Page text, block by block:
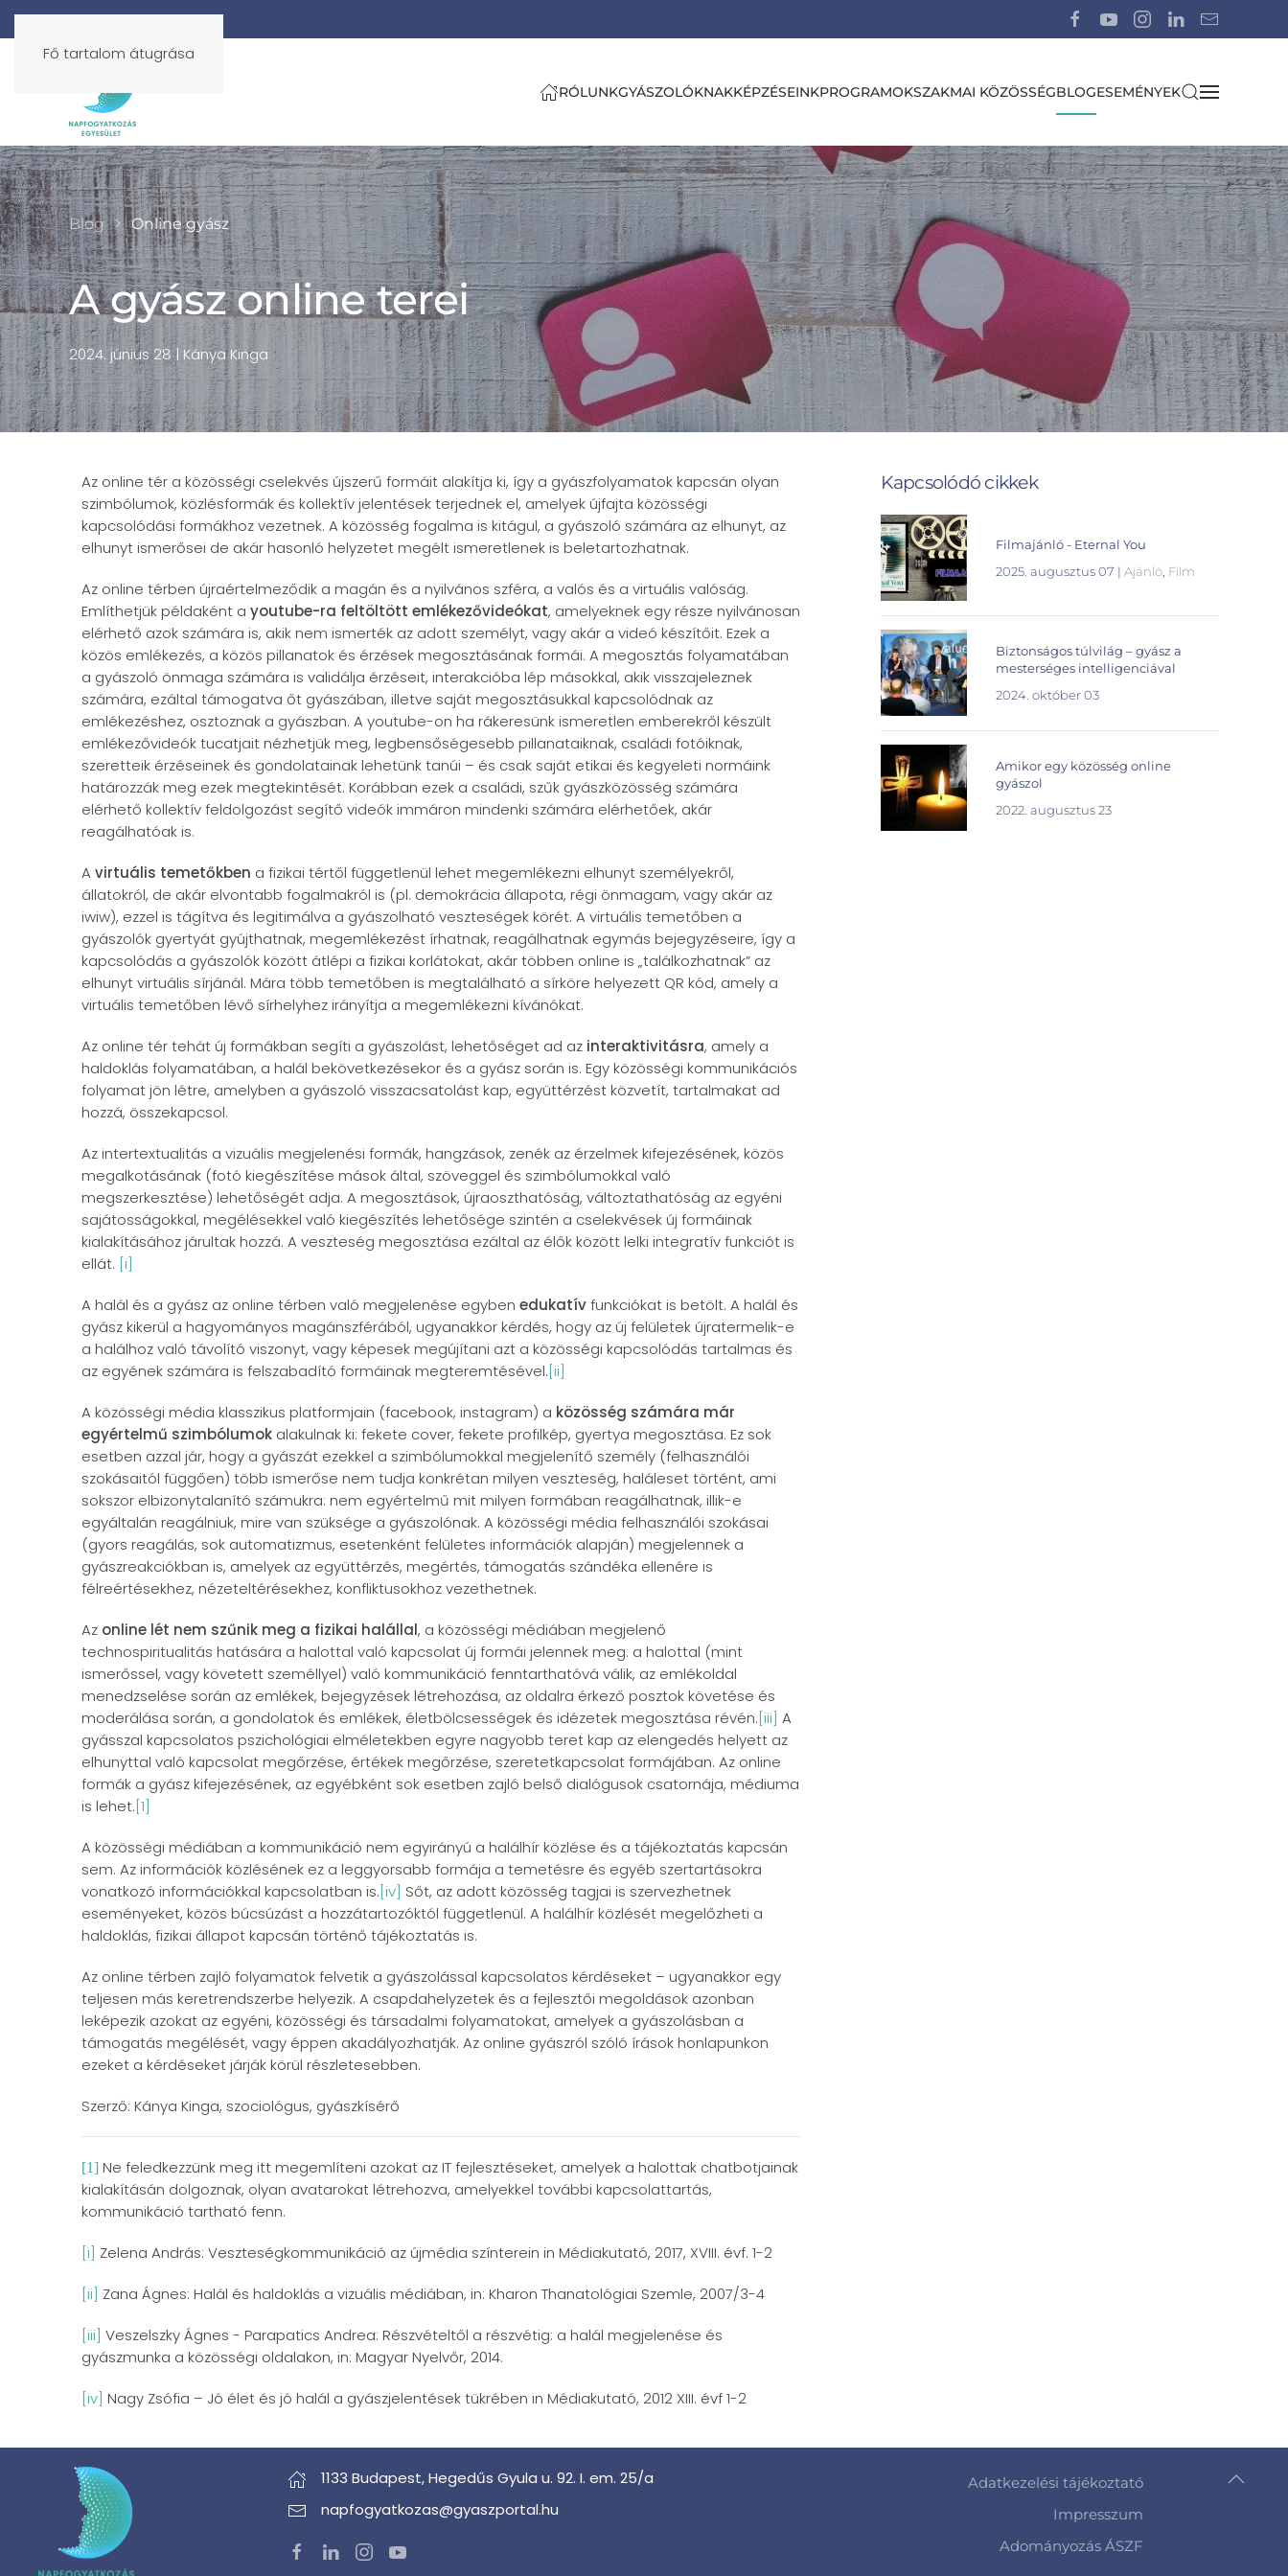
Fő tartalom átugrása
RÓLUNKGYÁSZOLÓKNAKKÉPZÉSEINKPROGRAMOKSZAKMAI KÖZÖSSÉGBLOGESEMÉNYEK
Blog Online gyász
A gyász online terei
2024. június 28| Kánya Kinga
Az online tér a közösségi cselekvés újszerű formáit alakítja ki, így a gyászfolyamatok kapcsán olyan
szimbólumok, közlésformák és kollektív jelentések terjednek el, amelyek újfajta közösségi
kapcsolódási formákhoz vezetnek. A közösség fogalma is kitágul, a gyászoló számára az elhunyt, az
elhunyt ismerősei de akár hasonló helyzetet megélt ismeretlenek is beletartozhatnak.
Az online térben újraértelmeződik a magán és a nyilvános szféra, a valós és a virtuális valóság.
Említhetjük példaként ayoutube-ra feltöltött emlékezővideókat, amelyeknek egy része nyilvánosan
elérhető azok számára is, akik nem ismerték az adott személyt, vagy akár a videó készítőit. Ezek a
közös emlékezés, a közös pillanatok és érzések megosztásának formái. A megosztás folyamatában
a gyászoló önmaga számára is validálja érzéseit, interakcióba lép másokkal, akik visszajeleznek
számára, ezáltal támogatva őt gyászában, illetve saját megosztásukkal kapcsolódnak az
emlékezéshez, osztoznak a gyászban. A youtube-on ha rákeresünk ismeretlen emberekről készült
emlékezővideók tucatjait nézhetjük meg, legbensőségesebb pillanataiknak, családi fotóiknak,
szeretteik érzéseinek és gondolatainak lehetünk tanúi – és csak saját etikai és kegyeleti normáink
határozzák meg ezek megtekintését. Korábban ezek a családi, szűk gyászközösség számára
elérhető kollektív feldolgozást segítő videók immáron mindenki számára elérhetőek, akár
reagálhatóak is.
Avirtuális temetőkben a fizikai tértől függetlenül lehet megemlékezni elhunyt személyekről,
állatokról, de akár elvontabb fogalmakról is (pl. demokrácia állapota, régi önmagam, vagy akár az
iwiw), ezzel is tágítva és legitimálva a gyászolható veszteségek körét. A virtuális temetőben a
gyászolók gyertyát gyújthatnak, megemlékezést írhatnak, reagálhatnak egymás bejegyzéseire, így a
kapcsolódás a gyászolók között átlépi a fizikai korlátokat, akár többen online is „találkozhatnak” az
elhunyt virtuális sírjánál. Mára több temetőben is megtalálható a sírköre helyezett QR kód, amely a
virtuális temetőben lévő sírhelyhez irányítja a megemlékezni kívánókat.
Az online tér tehát új formákban segíti a gyászolást, lehetőséget ad az interaktivitásra, amely a
haldoklás folyamatában, a halál bekövetkezésekor és a gyász során is. Egy közösségi kommunikációs
folyamat jön létre, amelyben a gyászoló visszacsatolást kap, együttérzést közvetít, tartalmakat ad
hozzá, összekapcsol.
Az intertextualitás a vizuális megjelenési formák, hangzások, zenék az érzelmek kifejezésének, közös
megalkotásának (fotó kiegészítése mások által, szöveggel és szimbólumokkal való
megszerkesztése) lehetőségét adja. A megosztások, újraoszthatóság, változtathatóság az egyéni
sajátosságokkal, megélésekkel való kiegészítés lehetősége szintén a cselekvések új formáinak
kialakításához járultak hozzá. A veszteség megosztása ezáltal az élők között lelki integratív funkciót is
ellát. [i]
A halál és a gyász az online térben való megjelenése egybenedukatívfunkciókat is betölt. A halál és
gyász kikerül a hagyományos magánszférából, ugyanakkor kérdés, hogy az új felületek újratermelik-e
a halálhoz való távolító viszonyt, vagy képesek megújítani azt a közösségi kapcsolódás tartalmas és
az egyének számára is felszabadító formáinak megteremtésével.[ii]
A közösségi média klasszikus platformjain (facebook, instagram) a közösség számára már
egyértelmű szimbólumok alakulnak ki: fekete cover, fekete profilkép, gyertya megosztása. Ez sok
esetben azzal jár, hogy a gyászát ezekkel a szimbólumokkal megjelenítő személy (felhasználói
szokásaitól függően) több ismerőse nem tudja konkrétan milyen veszteség, haláleset történt, ami
sokszor elbizonytalanító számukra: nem egyértelmű mit milyen formában reagálhatnak, illik-e
egyáltalán reagálniuk, mire van szüksége a gyászolónak. A közösségi média felhasználói szokásai
(gyors reagálás, sok automatizmus, esetenként felületes információk alapján) megjelennek a
gyászreakciókban is, amelyek az együttérzés, megértés, támogatás szándéka ellenére is
félreértésekhez, nézeteltérésekhez, konfliktusokhoz vezethetnek.
Az online lét nem szűnik meg a fizikai halállal, a közösségi médiában megjelenő
technospiritualitás hatására a halottal való kapcsolat új formái jelennek meg: a halottal (mint
ismerőssel, vagy követett személlyel) való kommunikáció fenntarthatóvá válik, az emlékoldal
menedzselése során az emlékek, bejegyzések létrehozása, az oldalra érkező posztok követése és
moderálása során, a gondolatok és emlékek, életbölcsességek és idézetek megosztása révén.[iii] A
gyásszal kapcsolatos pszichológiai elméletekben egyre nagyobb teret kap az elengedés helyett az
elhunyttal való kapcsolat megőrzése, értékek megőrzése, szeretetkapcsolat formájában. Az online
formák a gyász kifejezésének, az egyébként sok esetben zajló belső dialógusok csatornája, médiuma
is lehet.[1]
A közösségi médiában a kommunikáció nem egyirányú a halálhír közlése és a tájékoztatás kapcsán
sem. Az információk közlésének ez a leggyorsabb formája a temetésre és egyéb szertartásokra
vonatkozó információkkal kapcsolatban is.[iv] Sőt, az adott közösség tagjai is szervezhetnek
eseményeket, közös búcsúzást a hozzátartozóktól függetlenül. A halálhír közlését megelőzheti a
haldoklás, fizikai állapot kapcsán történő tájékoztatás is.
Az online térben zajló folyamatok felvetik a gyászolással kapcsolatos kérdéseket – ugyanakkor egy
teljesen más keretrendszerbe helyezik. A csapdahelyzetek és a fejlesztői megoldások azonban
leképezik azokat az egyéni, közösségi és társadalmi folyamatokat, amelyek a gyászolásban a
támogatás megélését, vagy éppen akadályozhatják. Az online gyászról szóló írások honlapunkon
ezeket a kérdéseket járják körül részletesebben.
Szerző: Kánya Kinga, szociológus, gyászkísérő
[1] Ne feledkezzünk meg itt megemlíteni azokat az IT fejlesztéseket, amelyek a halottak chatbotjainak
kialakításán dolgoznak, olyan avatarokat létrehozva, amelyekkel további kapcsolattartás,
kommunikáció tartható fenn.
[i] Zelena András: Veszteségkommunikáció az újmédia színterein in Médiakutató, 2017, XVIII. évf. 1-2
[ii] Zana Ágnes: Halál és haldoklás a vizuális médiában, in: Kharon Thanatológiai Szemle, 2007/3-4
[iii] Veszelszky Ágnes - Parapatics Andrea: Részvételtől a részvétig: a halál megjelenése és
gyászmunka a közösségi oldalakon, in: Magyar Nyelvőr, 2014.
[iv] Nagy Zsófia – Jó élet és jó halál a gyászjelentések tükrében in Médiakutató, 2012 XIII. évf 1-2
Kapcsolódó cikkek
Filmajánló - Eternal You
2025. augusztus 07 | Ajánló, Film
Biztonságos túlvilág – gyász a
mesterséges intelligenciával
2024. október 03
Amikor egy közösség online
gyászol
2022. augusztus 23
1133 Budapest,Hegedűs Gyula u. 92. I. em. 25/a
napfogyatkozas@gyaszportal.hu
Adatkezelési tájékoztató
Impresszum
Adományozás ÁSZF